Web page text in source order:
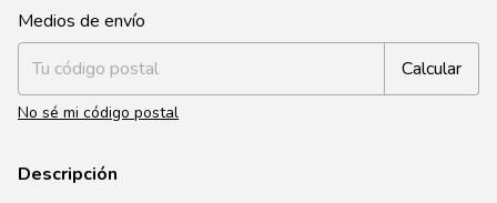
Entregas para el CP:
Medios de envío
Calcular
No sé mi código postal
Descripción